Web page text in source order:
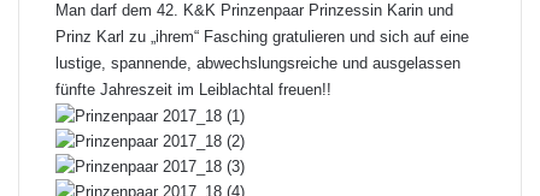
Man darf dem 42. K&K Prinzenpaar Prinzessin Karin und
Prinz Karl zu „ihrem“ Fasching gratulieren und sich auf eine
lustige, spannende, abwechslungsreiche und ausgelassen
fünfte Jahreszeit im Leiblachtal freuen!!